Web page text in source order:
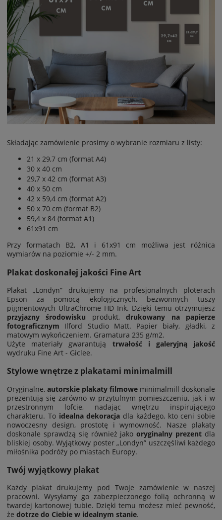
Składając zamówienie prosimy o wybranie rozmiaru z listy:
21 x 29,7 cm (format A4)
30 x 40 cm
29,7 x 42 cm (format A3)
40 x 50 cm
42 x 59,4 cm (format A2)
50 x 70 cm (format B2)
59,4 x 84 (format A1)
61x91 cm
Przy formatach B2, A1 i 61x91 cm możliwa jest różnica
wymiarów na poziomie +/- 2 mm.
Plakat doskonałej jakości Fine Art
Plakat „Londyn” drukujemy na profesjonalnych ploterach
Epson za pomocą ekologicznych, bezwonnych tuszy
pigmentowych UltraChrome HD Ink. Dzięki temu otrzymujesz
przyjazny środowisku produkt,drukowany na papierze
fotograficznym Ilford Studio Matt. Papier biały, gładki, z
matowym wykończeniem. Gramatura 235 g/m2.
Użyte materiały gwarantują trwałość i galeryjną jakość
wydruku Fine Art - Giclee.
Stylowe wnętrze z plakatami minimalmill
Oryginalne, autorskie plakaty filmowe minimalmill doskonale
prezentują się zarówno w przytulnym pomieszczeniu, jak i w
przestronnym lofcie, nadając wnętrzu inspirującego
charakteru. To idealna dekoracja dla każdego, kto ceni sobie
nowoczesny design, prostotę i wymowność. Nasze plakaty
doskonale sprawdzą się również jakooryginalny prezent dla
bliskiej osoby. Wyjątkowy poster „Londyn” uszczęśliwi każdego
miłośnika podróży po miastach Europy.
Twój wyjątkowy plakat
Każdy plakat drukujemy pod Twoje zamówienie w naszej
pracowni. Wysyłamy go zabezpieczonego folią ochronną w
twardej kartonowej tubie. Dzięki temu możesz mieć pewność,
że dotrze do Ciebie w idealnym stanie.